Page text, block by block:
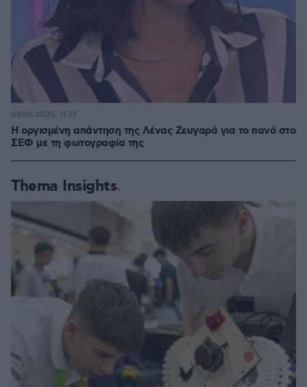
Η οργισμένη απάντηση της Λένας Ζευγαρά για το πανό στο
ΣΕΦ με τη φωτογραφία της
09.06.2025, 11:51
Thema Insights